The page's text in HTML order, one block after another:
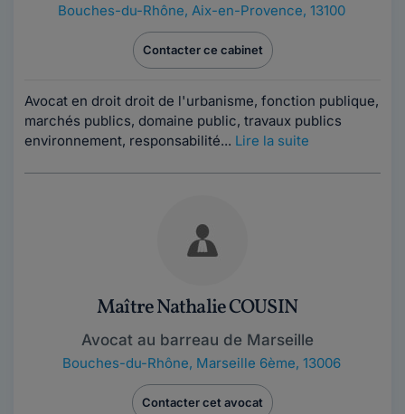
Bouches-du-Rhône, Aix-en-Provence, 13100
Contacter ce cabinet
Avocat en droit droit de l'urbanisme, fonction publique,
marchés publics, domaine public, travaux publics
environnement, responsabilité... Lire la suite
Maître Nathalie COUSIN
Avocat au barreau de Marseille
Bouches-du-Rhône, Marseille 6ème, 13006
Contacter cet avocat